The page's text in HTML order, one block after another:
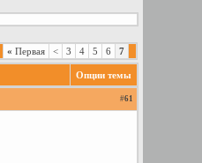
« Первая < 3 4 5 6 7
Опции темы
#61